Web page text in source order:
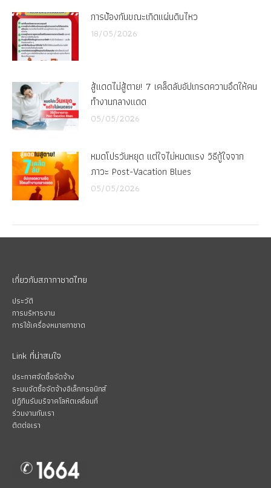
การป้องกันขณะเกิดแผ่นดินไหว
18/05/2026
สู้แดดไม่สู้ตาย! 7 เคล็ดลับอัปเกรดความอึดให้คน
ทำงานกลางแดด
05/05/2026
หมดโปรวันหยุด แต่ใจไม่หมดแรง วิธีกู้ใจจาก
ภาวะ Post-Vacation Blues
05/05/2026
เกี่ยวกับสภากาชาดไทย
ประวัติ
การบริหารงาน
การใช้เครื่องหมายกาชาด
Link ที่น่าสนใจ
ประกาศจัดซื้อจัดจ้าง
ระบบจัดซื้อจัดจ้างอิเล็กทรอนิกส์
ปฏิทินรับบริจาคโลหิตเคลื่อนที่
ร่วมงานกับเรา
ติดต่อเรา